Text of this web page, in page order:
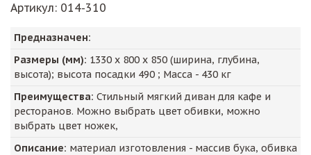
Артикул: 014-310
Предназначен:
Размеры (мм): 1330 х 800 х 850 (ширина, глубина,
высота); высота посадки 490 ; Масса - 430 кг
Преимущества: Стильный мягкий диван для кафе и
ресторанов. Можно выбрать цвет обивки, можно
выбрать цвет ножек,
Описание: материал изготовления - массив бука, обивка